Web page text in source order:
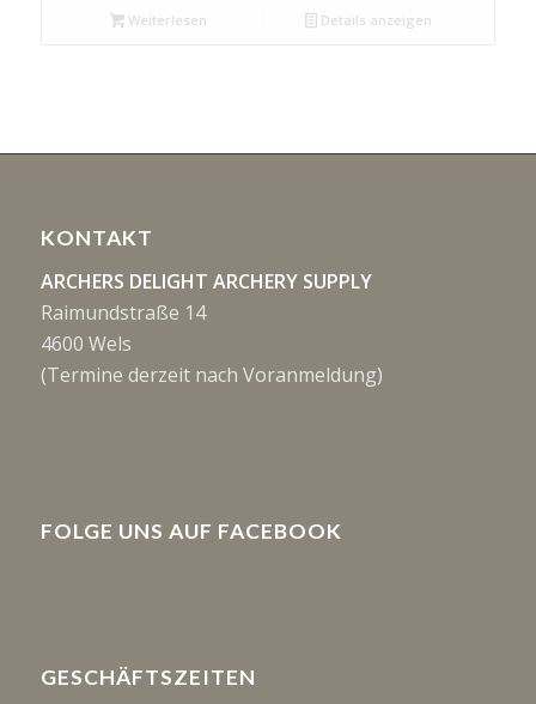
Weiterlesen Details anzeigen
KONTAKT
ARCHERS DELIGHT ARCHERY SUPPLY
Raimundstraße 14
4600 Wels
(Termine derzeit nach Voranmeldung)
FOLGE UNS AUF FACEBOOK
GESCHÄFTSZEITEN